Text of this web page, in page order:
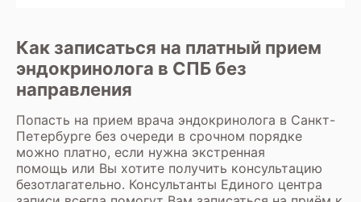
Как записаться на платный прием
эндокринолога в СПБ без
направления
Попасть на прием врача эндокринолога в Санкт-
Петербурге без очереди в срочном порядке
можно платно, если нужна экстренная
помощь или Вы хотите получить консультацию
безотлагательно. Консультанты Единого центра